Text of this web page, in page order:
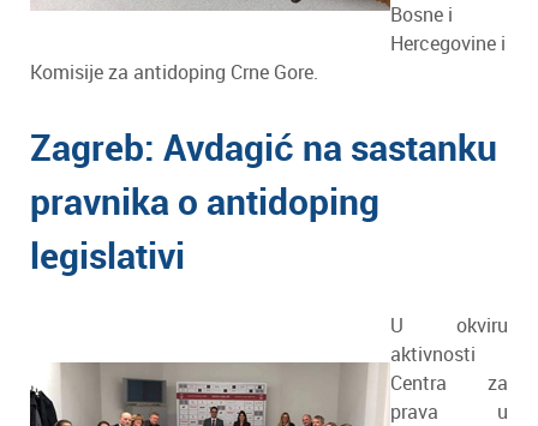
Bosne i
Hercegovine i
Komisije za antidoping Crne Gore.
Zagreb: Avdagić na sastanku
pravnika o antidoping
legislativi
U okviru
aktivnosti
Centra za
prava u